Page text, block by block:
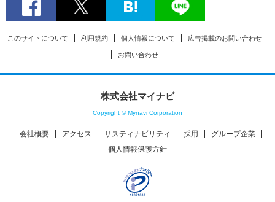
このサイトについて 利用規約 個人情報について 広告掲載のお問い合わせ
お問い合わせ
株式会社マイナビ
Copyright © Mynavi Corporation
会社概要 アクセス サスティナビリティ 採用
グループ企業
個人情報保護方針